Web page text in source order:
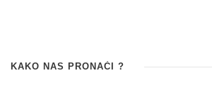
KAKO NAS PRONAĆI ?